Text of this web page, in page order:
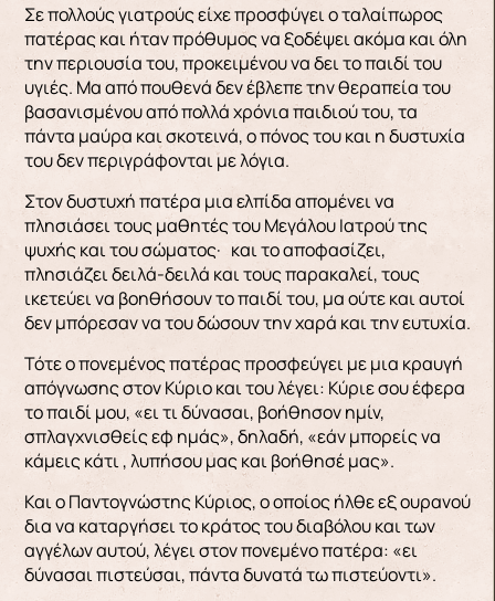
Σε πολλούς γιατρούς είχε προσφύγει ο ταλαίπωρος
πατέρας και ήταν πρόθυμος να ξοδέψει ακόμα και όλη
την περιουσία του, προκειμένου να δει το παιδί του
υγιές. Μα από πουθενά δεν έβλεπε την θεραπεία του
βασανισμένου από πολλά χρόνια παιδιού του, τα
πάντα μαύρα και σκοτεινά, ο πόνος του και η δυστυχία
του δεν περιγράφονται με λόγια.
Στον δυστυχή πατέρα μια ελπίδα απομένει να
πλησιάσει τους μαθητές του Μεγάλου Ιατρού της
ψυχής και του σώματος· και το αποφασίζει,
πλησιάζει δειλά-δειλά και τους παρακαλεί, τους
ικετεύει να βοηθήσουν το παιδί του, μα ούτε και αυτοί
δεν μπόρεσαν να του δώσουν την χαρά και την ευτυχία.
Τότε ο πονεμένος πατέρας προσφεύγει με μια κραυγή
απόγνωσης στον Κύριο και του λέγει: Κύριε σου έφερα
το παιδί μου, «ει τι δύνασαι, βοήθησον ημίν,
σπλαγχνισθείς εφ ημάς», δηλαδή, «εάν μπορείς να
κάμεις κάτι , λυπήσου μας και βοήθησέ μας».
Και ο Παντογνώστης Κύριος, ο οποίος ήλθε εξ ουρανού
δια να καταργήσει το κράτος του διαβόλου και των
αγγέλων αυτού, λέγει στον πονεμένο πατέρα: «ει
δύνασαι πιστεύσαι, πάντα δυνατά τω πιστεύοντι».